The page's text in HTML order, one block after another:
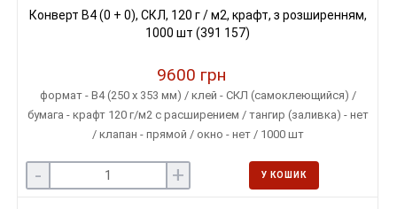
Конверт B4 (0 + 0), СКЛ, 120 г / м2, крафт, з розширенням,
1000 шт (391 157)
9600 грн
формат - B4 (250 х 353 мм) / клей - СКЛ (самоклеющийся) /
бумага - крафт 120 г/м2 с расширением / тангир (заливка) - нет
/ клапан - прямой / окно - нет / 1000 шт
- + У КОШИК